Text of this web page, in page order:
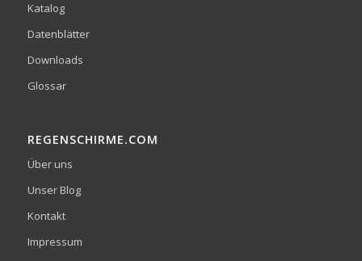
Katalog
Datenblätter
Downloads
Glossar
REGENSCHIRME.COM
Über uns
Unser Blog
Kontakt
Impressum